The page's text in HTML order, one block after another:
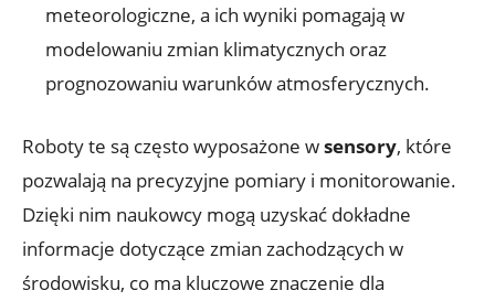
meteorologiczne, a ich ⁤wyniki pomagają w
modelowaniu‍ zmian klimatycznych oraz
prognozowaniu warunków ⁣atmosferycznych.
Roboty te są ⁣często wyposażone wsensory, które
pozwalają‍ na precyzyjne pomiary i monitorowanie.​
Dzięki nim naukowcy⁣ mogą uzyskać dokładne
informacje dotyczące zmian⁢ zachodzących w
środowisku, ‍co ma kluczowe​ znaczenie⁣ dla